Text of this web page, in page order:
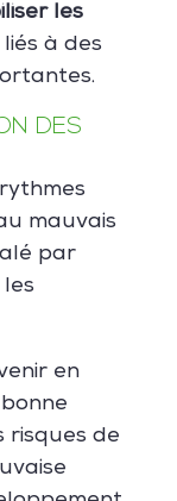
les
à des
DES
mauvais
par
en
risques de